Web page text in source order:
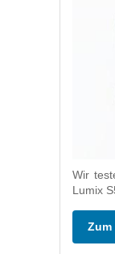
Wir
Lumix
Zum